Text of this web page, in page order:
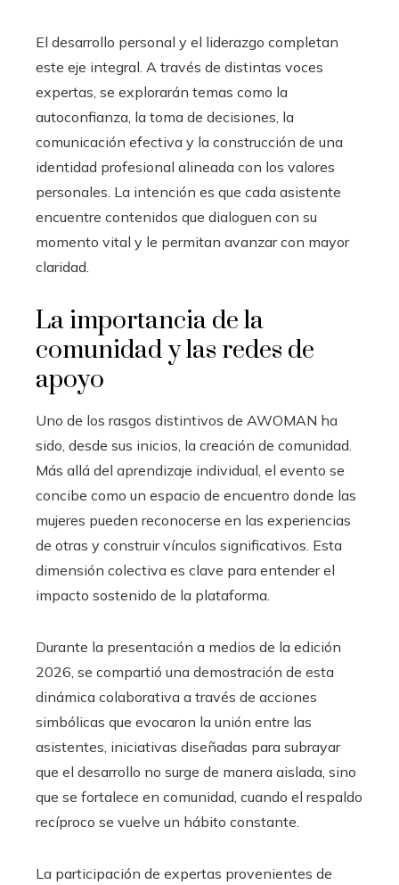
El desarrollo personal y el liderazgo completan
este eje integral. A través de distintas voces
expertas, se explorarán temas como la
autoconfianza, la toma de decisiones, la
comunicación efectiva y la construcción de una
identidad profesional alineada con los valores
personales. La intención es que cada asistente
encuentre contenidos que dialoguen con su
momento vital y le permitan avanzar con mayor
claridad.
La importancia de la
comunidad y las redes de
apoyo
Uno de los rasgos distintivos de AWOMAN ha
sido, desde sus inicios, la creación de comunidad.
Más allá del aprendizaje individual, el evento se
concibe como un espacio de encuentro donde las
mujeres pueden reconocerse en las experiencias
de otras y construir vínculos significativos. Esta
dimensión colectiva es clave para entender el
impacto sostenido de la plataforma.
Durante la presentación a medios de la edición
2026, se compartió una demostración de esta
dinámica colaborativa a través de acciones
simbólicas que evocaron la unión entre las
asistentes, iniciativas diseñadas para subrayar
que el desarrollo no surge de manera aislada, sino
que se fortalece en comunidad, cuando el respaldo
recíproco se vuelve un hábito constante.
La participación de expertas provenientes de